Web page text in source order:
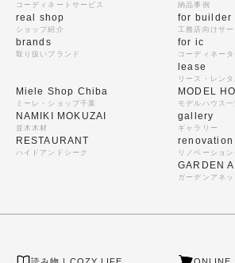
コーディネートサービス
real shop
ショップ紹介
brands
取り扱いブランド
納品事例
for builder
工務店向けサー
for ic
コーディネー
lease
リース・レン
Miele Shop Chiba
ミーレ・ショップ千葉
NAMIKI MOKUZAI
並木木材
RESTAURANT
ハイドアンドシーク
MODEL
モデルハウス一
gallery
ギャラリー
renovation
リノベーショ
GARDEN
ガーデンアネッ